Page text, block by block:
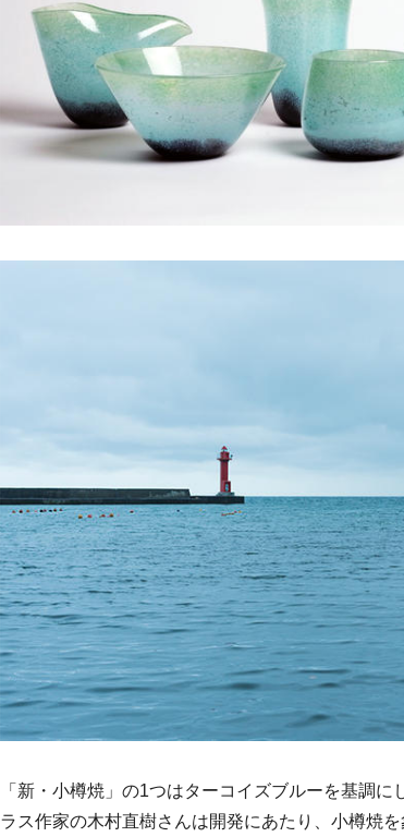
「新・小樽焼」の1つはターコイズブルーを基調
ラス作家の木村直樹さんは開発にあたり、小樽焼